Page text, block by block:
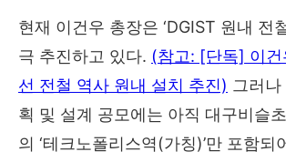
현재 이건우 총장은 ‘DGIST 원내 전
극 추진하고 있다. (참고: [단독] 이건
선 전철 역사 원내 설치 추진) 그러
획 및 설계 공모에는 아직 대구비슬
의 ‘테크노폴리스역(가칭)’만 포함되